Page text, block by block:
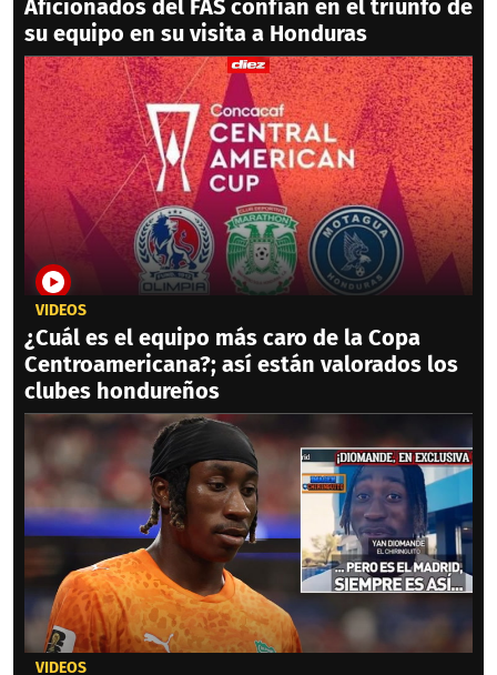
Aficionados del FAS confían en el triunfo de
su equipo en su visita a Honduras
VIDEOS
¿Cuál es el equipo más caro de la Copa
Centroamericana?; así están valorados los
clubes hondureños
VIDEOS